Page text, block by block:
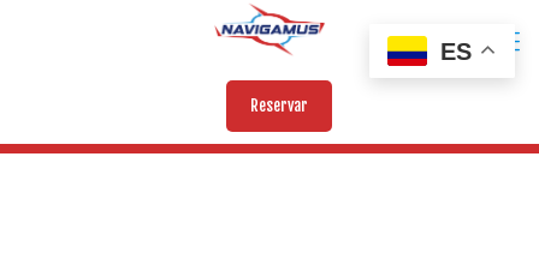
Reservar
ES